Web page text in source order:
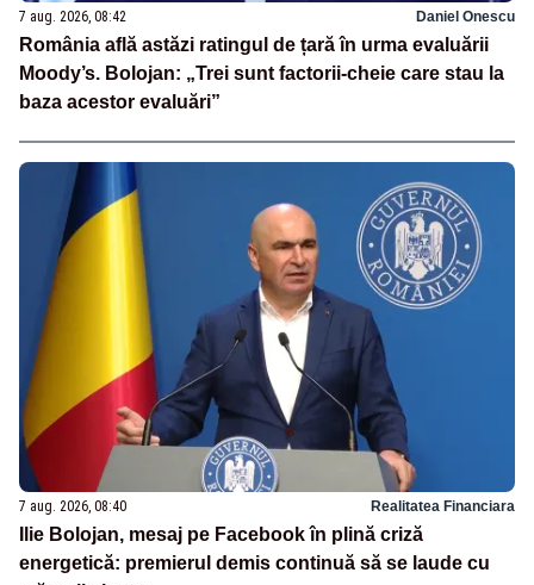
7 aug. 2026, 08:42 Daniel Onescu
România află astăzi ratingul de țară în urma evaluării
Moody’s. Bolojan: „Trei sunt factorii-cheie care stau la
baza acestor evaluări”
7 aug. 2026, 08:40 Realitatea Financiara
Ilie Bolojan, mesaj pe Facebook în plină criză
energetică: premierul demis continuă să se laude cu